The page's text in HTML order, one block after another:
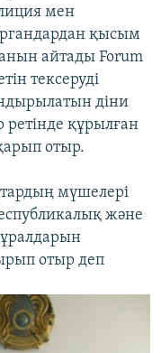
мен
қысым
айтады Forum
тексеруді
діни
құрылған
отыр.
мүшелері
және
отыр деп